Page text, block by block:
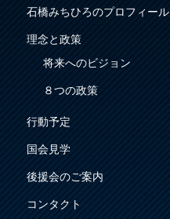
石橋みちひろのプロフィール
理念と政策
将来へのビジョン
８つの政策
行動予定
国会見学
後援会のご案内
コンタクト